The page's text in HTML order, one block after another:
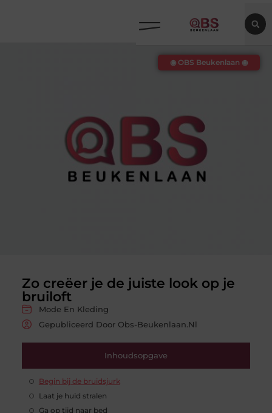
Zo creëer je de juiste look op je
bruiloft
Mode En Kleding
Gepubliceerd Door Obs-Beukenlaan.nl
Inhoudsopgave
Begin bij de bruidsjurk
Laat je huid stralen
Ga op tijd naar bed
◉ OBS Beukenlaan ◉